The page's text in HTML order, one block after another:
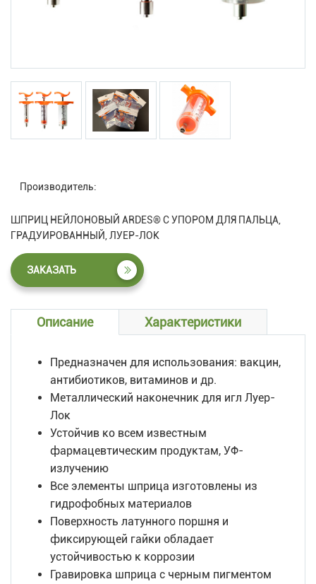
Производитель:
ШПРИЦ НЕЙЛОНОВЫЙ ARDES® С УПОРОМ ДЛЯ ПАЛЬЦА,
ГРАДУИРОВАННЫЙ, ЛУЕР-ЛОК
ЗАКАЗАТЬ
Описание Характеристики
Предназначен для использования: вакцин,
антибиотиков, витаминов и др.
Металлический наконечник для игл Луер-
Лок
Устойчив ко всем известным
фармацевтическим продуктам, УФ-
излучению
Все элементы шприца изготовлены из
гидрофобных материалов
Поверхность латунного поршня и
фиксирующей гайки обладает
устойчивостью к коррозии
Гравировка шприца с черным пигментом